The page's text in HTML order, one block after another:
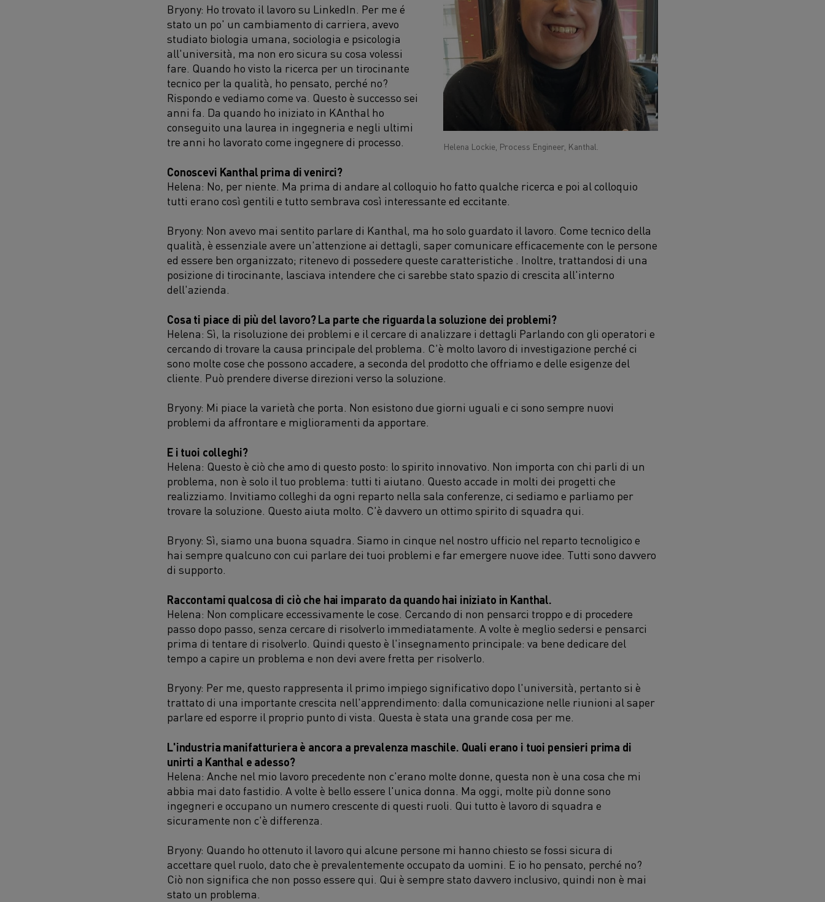
Helena Lockie, Process Engineer, Kanthal.
Bryony: Ho trovato il lavoro su LinkedIn. Per me é
stato un po' un cambiamento di carriera, avevo
studiato biologia umana, sociologia e psicologia
all'università, ma non ero sicura su cosa volessi
fare. Quando ho visto la ricerca per un tirocinante
tecnico per la qualità, ho pensato, perché no?
Rispondo e vediamo come va. Questo è successo sei
anni fa. Da quando ho iniziato in KAnthal ho
conseguito una laurea in ingegneria e negli ultimi
tre anni ho lavorato come ingegnere di processo.
Conoscevi Kanthal prima di venirci?
Helena: No, per niente. Ma prima di andare al colloquio ho fatto qualche ricerca e poi al colloquio
tutti erano così gentili e tutto sembrava così interessante ed eccitante.
Bryony: Non avevo mai sentito parlare di Kanthal, ma ho solo guardato il lavoro. Come tecnico della
qualità, è essenziale avere un'attenzione ai dettagli, saper comunicare efficacemente con le persone
ed essere ben organizzato; ritenevo di possedere queste caratteristiche . Inoltre, trattandosi di una
posizione di tirocinante, lasciava intendere che ci sarebbe stato spazio di crescita all'interno
dell'azienda.
Cosa ti piace di più del lavoro? La parte che riguarda la soluzione dei problemi?
Helena: Sì, la risoluzione dei problemi e il cercare di analizzare i dettagli Parlando con gli operatori e
cercando di trovare la causa principale del problema. C'è molto lavoro di investigazione perché ci
sono molte cose che possono accadere, a seconda del prodotto che offriamo e delle esigenze del
cliente. Può prendere diverse direzioni verso la soluzione.
Bryony: Mi piace la varietà che porta. Non esistono due giorni uguali e ci sono sempre nuovi
problemi da affrontare e miglioramenti da apportare.
E i tuoi colleghi?
Helena: Questo è ciò che amo di questo posto: lo spirito innovativo. Non importa con chi parli di un
problema, non è solo il tuo problema: tutti ti aiutano. Questo accade in molti dei progetti che
realizziamo. Invitiamo colleghi da ogni reparto nella sala conferenze, ci sediamo e parliamo per
trovare la soluzione. Questo aiuta molto. C'è davvero un ottimo spirito di squadra qui.
Bryony: Sì, siamo una buona squadra. Siamo in cinque nel nostro ufficio nel reparto tecnoligico e
hai sempre qualcuno con cui parlare dei tuoi problemi e far emergere nuove idee. Tutti sono davvero
di supporto.
Raccontami qualcosa di ciò che hai imparato da quando hai iniziato in Kanthal.
Helena: Non complicare eccessivamente le cose. Cercando di non pensarci troppo e di procedere
passo dopo passo, senza cercare di risolverlo immediatamente. A volte è meglio sedersi e pensarci
prima di tentare di risolverlo. Quindi questo è l'insegnamento principale: va bene dedicare del
tempo a capire un problema e non devi avere fretta per risolverlo.
Bryony: Per me, questo rappresenta il primo impiego significativo dopo l'università, pertanto si è
trattato di una importante crescita nell'apprendimento: dalla comunicazione nelle riunioni al saper
parlare ed esporre il proprio punto di vista. Questa è stata una grande cosa per me.
L'industria manifatturiera è ancora a prevalenza maschile. Quali erano i tuoi pensieri prima di
unirti a Kanthal e adesso?
Helena: Anche nel mio lavoro precedente non c'erano molte donne, questa non è una cosa che mi
abbia mai dato fastidio. A volte è bello essere l'unica donna. Ma oggi, molte più donne sono
ingegneri e occupano un numero crescente di questi ruoli. Qui tutto è lavoro di squadra e
sicuramente non c'è differenza.
Bryony: Quando ho ottenuto il lavoro qui alcune persone mi hanno chiesto se fossi sicura di
accettare quel ruolo, dato che è prevalentemente occupato da uomini. E io ho pensato, perché no?
Ciò non significa che non posso essere qui. Qui è sempre stato davvero inclusivo, quindi non è mai
stato un problema.